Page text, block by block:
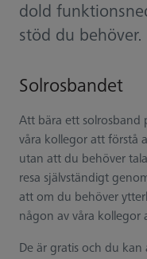
dold
stöd du behöver.
Solrosbandet
Att bära ett
våra kollegor att förstå
utan att du behöver
resa självständigt
att om du behöver
någon av våra
De är gratis och du